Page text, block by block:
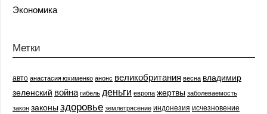
Экономика
Метки
авто анастасия юхименко анонс великобритания весна владимир
зеленский война гибель деньги европа жертвы заболеваемость
закон законыздоровье землетрясение индонезия исчезновение